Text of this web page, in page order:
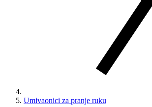
Umivaonici za pranje ruku